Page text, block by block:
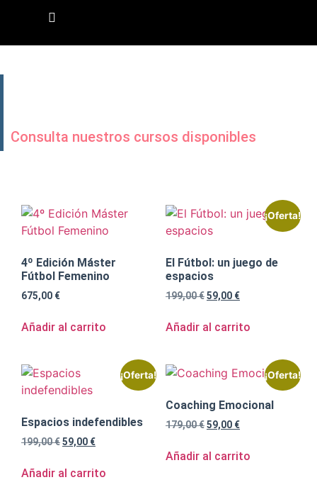
Consulta nuestros cursos disponibles
4º Edición Máster
Fútbol Femenino
675,00 €
Añadir al carrito
¡Oferta!
El Fútbol: un juego de
espacios
199,00€59,00 €
Añadir al carrito
¡Oferta!
Espacios indefendibles
199,00€59,00 €
Añadir al carrito
¡Oferta!
Coaching Emocional
179,00€59,00 €
Añadir al carrito